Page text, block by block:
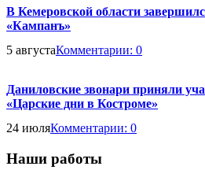
В Кемеровской области
«Кампанъ»
5 августаКомментарии: 0
Даниловские звонари приняли
«Царские дни в Костроме»
24 июляКомментарии: 0
Наши работы